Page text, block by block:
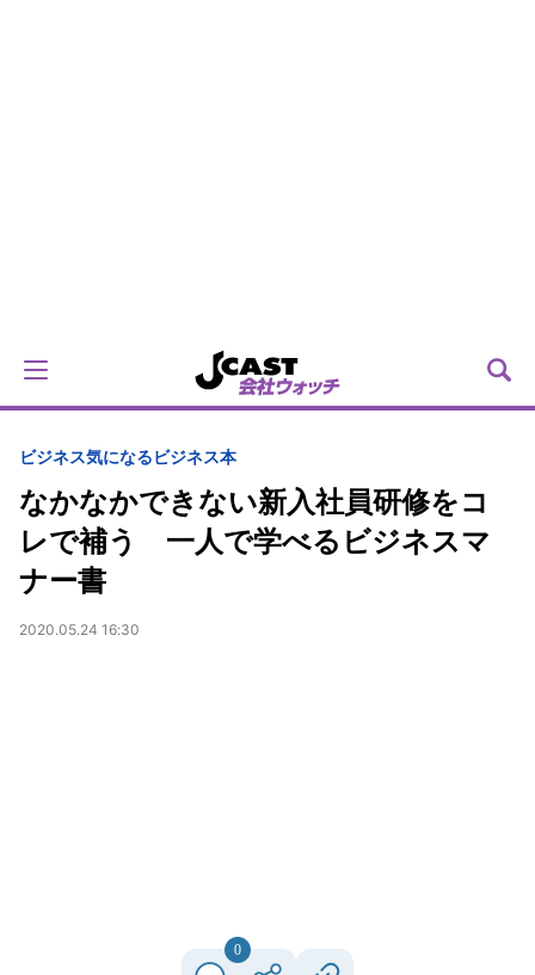
ビジネス気になるビジネス本
なかなかできない新入社員研修をコ
レで補う 一人で学べるビジネスマ
ナー書
2020.05.24 16:30
0